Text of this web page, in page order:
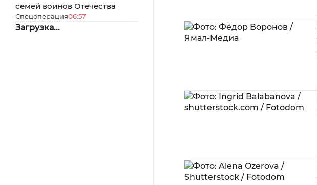
семей воинов Отечества
Спецоперация06:57
Загрузка...